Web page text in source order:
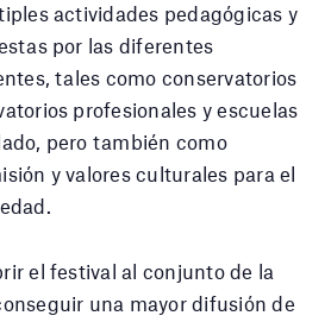
actividades pedagógicas y
por las diferentes
tales como conservatorios
profesionales y escuelas
pero también como
y valores culturales para el
el festival al conjunto de la
una mayor difusión de